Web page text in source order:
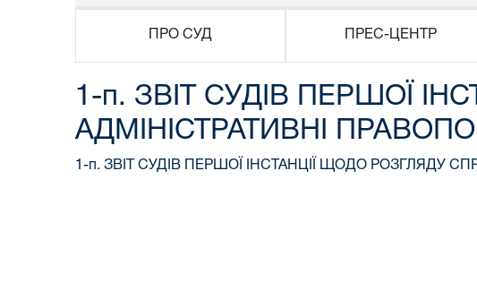
ПРО СУД ПРЕС-ЦЕНТР
1-п. ЗВІТ СУДІВ ПЕРШОЇ
АДМІНІСТРАТИВНІ
1-п. ЗВІТ СУДІВ ПЕРШОЇ ІНСТАНЦІЇ ЩОДО РОЗГЛЯДУ